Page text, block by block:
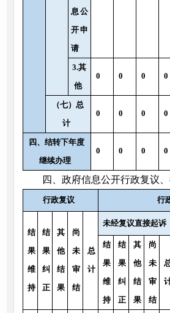
息公
开申
请
3.其
他
0 0 0 0
（七）总
计
0 0 0 0
四、结转下年度
继续办理
0 0 0 0
四、政府信息公开行政复议
行政复议 行
结
果
维
持
结
果
纠
正
其
他
结
果
尚
未
审
结
总
计
未经复议直接起诉
结
果
维
持
结
果
纠
正
其
他
结
果
尚
未
审
结